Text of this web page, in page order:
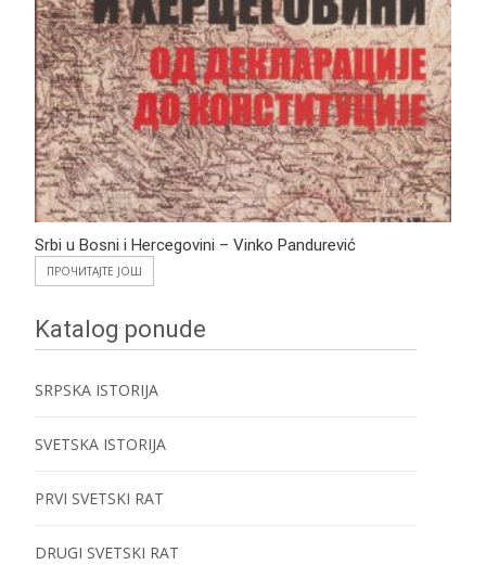
Srbi u Bosni i Hercegovini – Vinko Pandurević
ПРОЧИТАЈТЕ ЈОШ
Katalog ponude
SRPSKA ISTORIJA
SVETSKA ISTORIJA
PRVI SVETSKI RAT
DRUGI SVETSKI RAT